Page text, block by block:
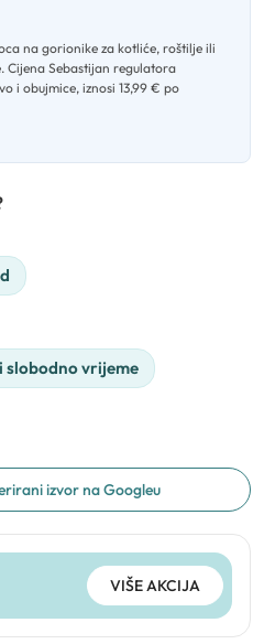
na gorionike za kotliće, roštilje ili
. Cijena Sebastijan regulatora
i obujmice, iznosi 13,99 € po
slobodno vrijeme
izvor na Googleu
VIŠE AKCIJA